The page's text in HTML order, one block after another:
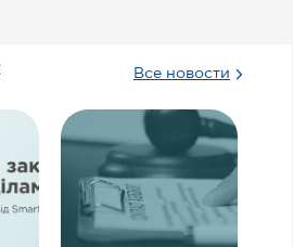
Все новости